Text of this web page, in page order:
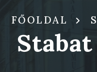
FŐOLDAL